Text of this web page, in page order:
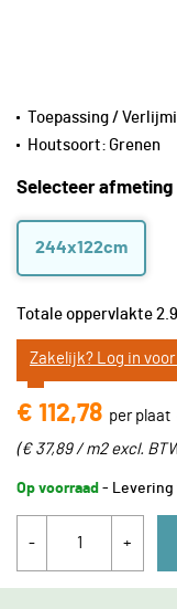
Selecteer afmeting
244x122cm
Totale oppervlakte
Zakelijk? Log in
€ 112,78 per plaat
(€ 37,89 / m2excl.
Op voorraad - Levering
- +
Toepassing /
Houtsoort: Grenen